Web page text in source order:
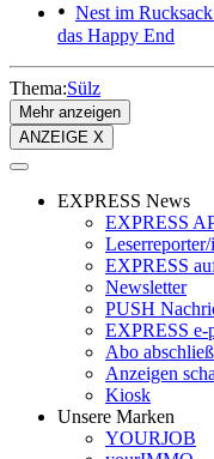
Nest im Rucksack
das Happy End
Thema:Sülz
Mehr anzeigen
ANZEIGE X
EXPRESS News
EXPRESS
EXPRESS
Newsletter
PUSH
EXPRESS e-
Abo
Anzeigen
Kiosk
Unsere Marken
YOURJOB